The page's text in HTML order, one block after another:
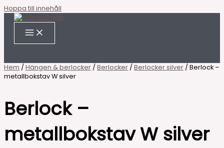
Hoppa till innehåll
Hem / Hängen & berlocker / Berlocker / Berlocker silver / Berlock –
metallbokstav W silver
Berlock –
metallbokstav W silver